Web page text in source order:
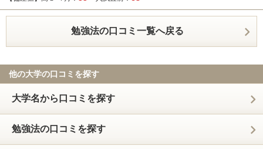
勉強法の口コミ一覧へ戻る
他の大学の口コミを探す
大学名から口コミを探す
勉強法の口コミを探す